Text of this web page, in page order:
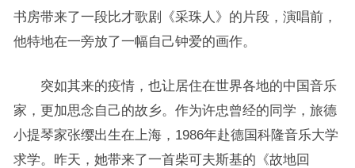
书房带来了一段比才歌剧《采珠人》的片段，演唱前，
他特地在一旁放了一幅自己钟爱的画作。
突如其来的疫情，也让居住在世界各地的中国音乐
家，更加思念自己的故乡。作为许忠曾经的同学，旅德
小提琴家张缨出生在上海，1986年赴德国科隆音乐大学
求学。昨天，她带来了一首柴可夫斯基的《故地回